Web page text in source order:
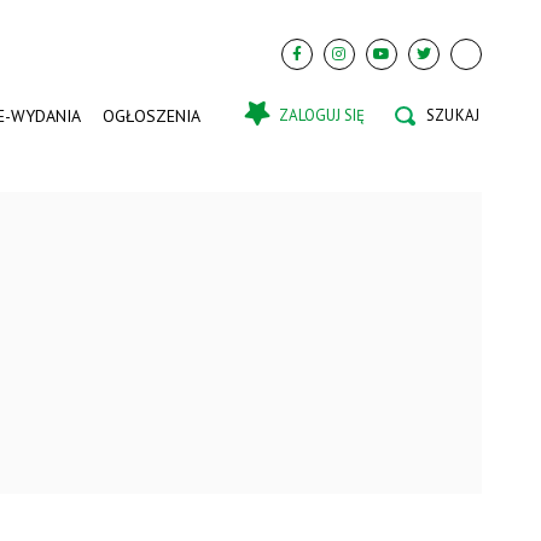
WYDANIA OGŁOSZENIA ZALOGUJ SIĘ